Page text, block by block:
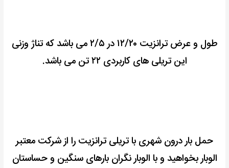
طول و عرض ترانزیت ۱۲/۲۰ در ۲/۵ می باشد که تناژ وزنی
این تریلی های کاربردی ۲۲ تن می باشد.
حمل بار درون شهری با تریلی ترانزیت را از شرکت معتبر
الوبار بخواهید و با الوبار نگران بارهای سنگین و حساستان